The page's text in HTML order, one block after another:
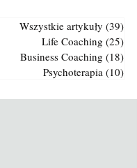
Wszystkie artykuły (39)
Life Coaching (25)
Business Coaching (18)
Psychoterapia (10)